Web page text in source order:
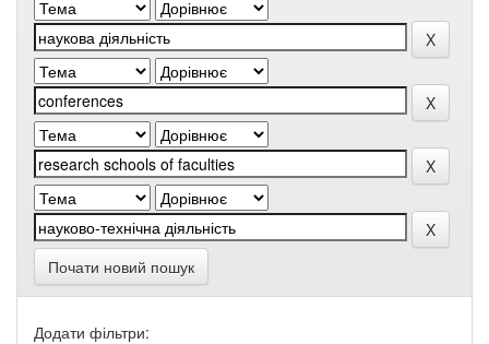
Почати новий пошук
Додати фільтри: